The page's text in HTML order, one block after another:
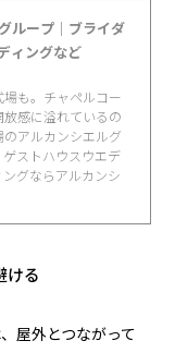
ループ｜ブライダ
ィングなど
も。チャペルコー
放感に溢れているの
アルカンシエルグ
ストハウスウエデ
グならアルカンシ
ける
屋外とつながって